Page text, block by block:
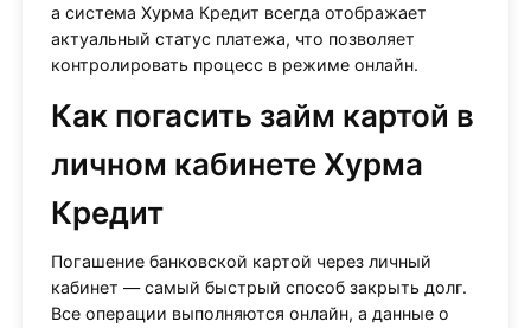
а система Хурма Кредит всегда отображает
актуальный статус платежа, что позволяет
контролировать процесс в режиме онлайн.
Как погасить займ картой в
личном кабинете Хурма
Кредит
Погашение банковской картой через личный
кабинет — самый быстрый способ закрыть долг.
Все операции выполняются онлайн, а данные о